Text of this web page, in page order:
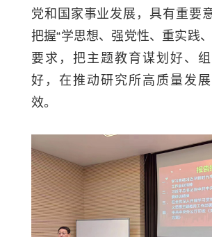
党和国家事业发展，具有重要
把握“学思想、强党性、重实践
要求，把主题教育谋划好、
好，在推动研究所高质量发
效。